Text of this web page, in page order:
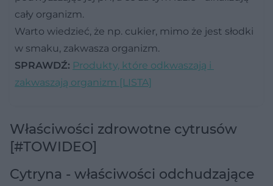
cały organizm.
Warto wiedzieć, że np. cukier, mimo że jest słodki
w smaku, zakwasza organizm.
SPRAWDŹ: Produkty, które odkwaszają i
zakwaszają organizm [LISTA]
Właściwości zdrowotne cytrusów
[#TOWIDEO]
Cytryna - właściwości odchudzające